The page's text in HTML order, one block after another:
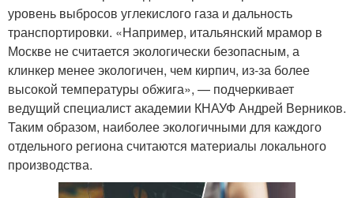
уровень выбросов углекислого газа и дальность
транспортировки. «Например, итальянский мрамор в
Москве не считается экологически безопасным, а
клинкер менее экологичен, чем кирпич, из-за более
высокой температуры обжига», — подчеркивает
ведущий специалист академии КНАУФ Андрей Верников.
Таким образом, наиболее экологичными для каждого
отдельного региона считаются материалы локального
производства.